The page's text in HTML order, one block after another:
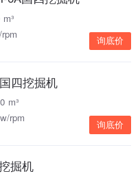
询底价
四挖掘机
m³
rpm
询底价
掘机